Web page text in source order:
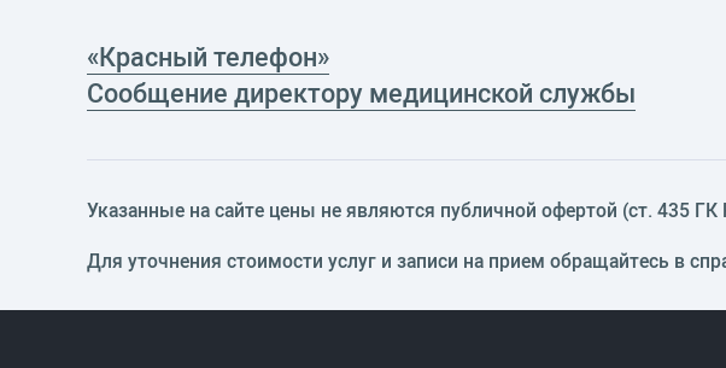
«Красный телефон»
Сообщение директору медицинской службы
Указанные на сайте цены не являются публичной офертой (ст. 435
Для уточнения стоимости услуг и записи на прием обращайтесь в